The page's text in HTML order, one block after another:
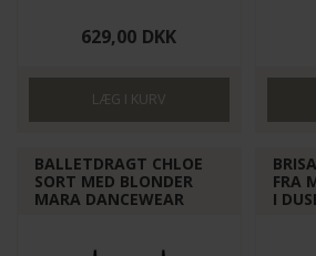
629,00 DKK
BALLETDRAGT CHLOE
SORT MED BLONDER
MARA DANCEWEAR
FRA
I